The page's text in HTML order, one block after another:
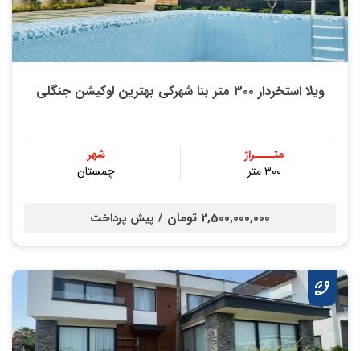
ویلا استخردار ۳۰۰ متر بنا شهرکی بهترین لوکیشن جنگلی
متــــراژ
۳۰۰ متر
شهر
چمستان
2,500,000,000 تومان / پیش پرداخت